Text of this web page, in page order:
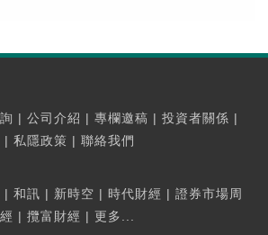
| 公司介紹 | 專欄邀稿 | 投資者關係 |
| 私隱政策 | 聯絡我們
| 和訊 | 新時空 | 時代財經 | 證券市場周
| 攬富財經 | 更多...